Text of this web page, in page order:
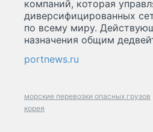
компаний, которая
диверсифицированных
по всему миру.
назначения общим
portnews.ru
морские перевозки опасных грузов
корея